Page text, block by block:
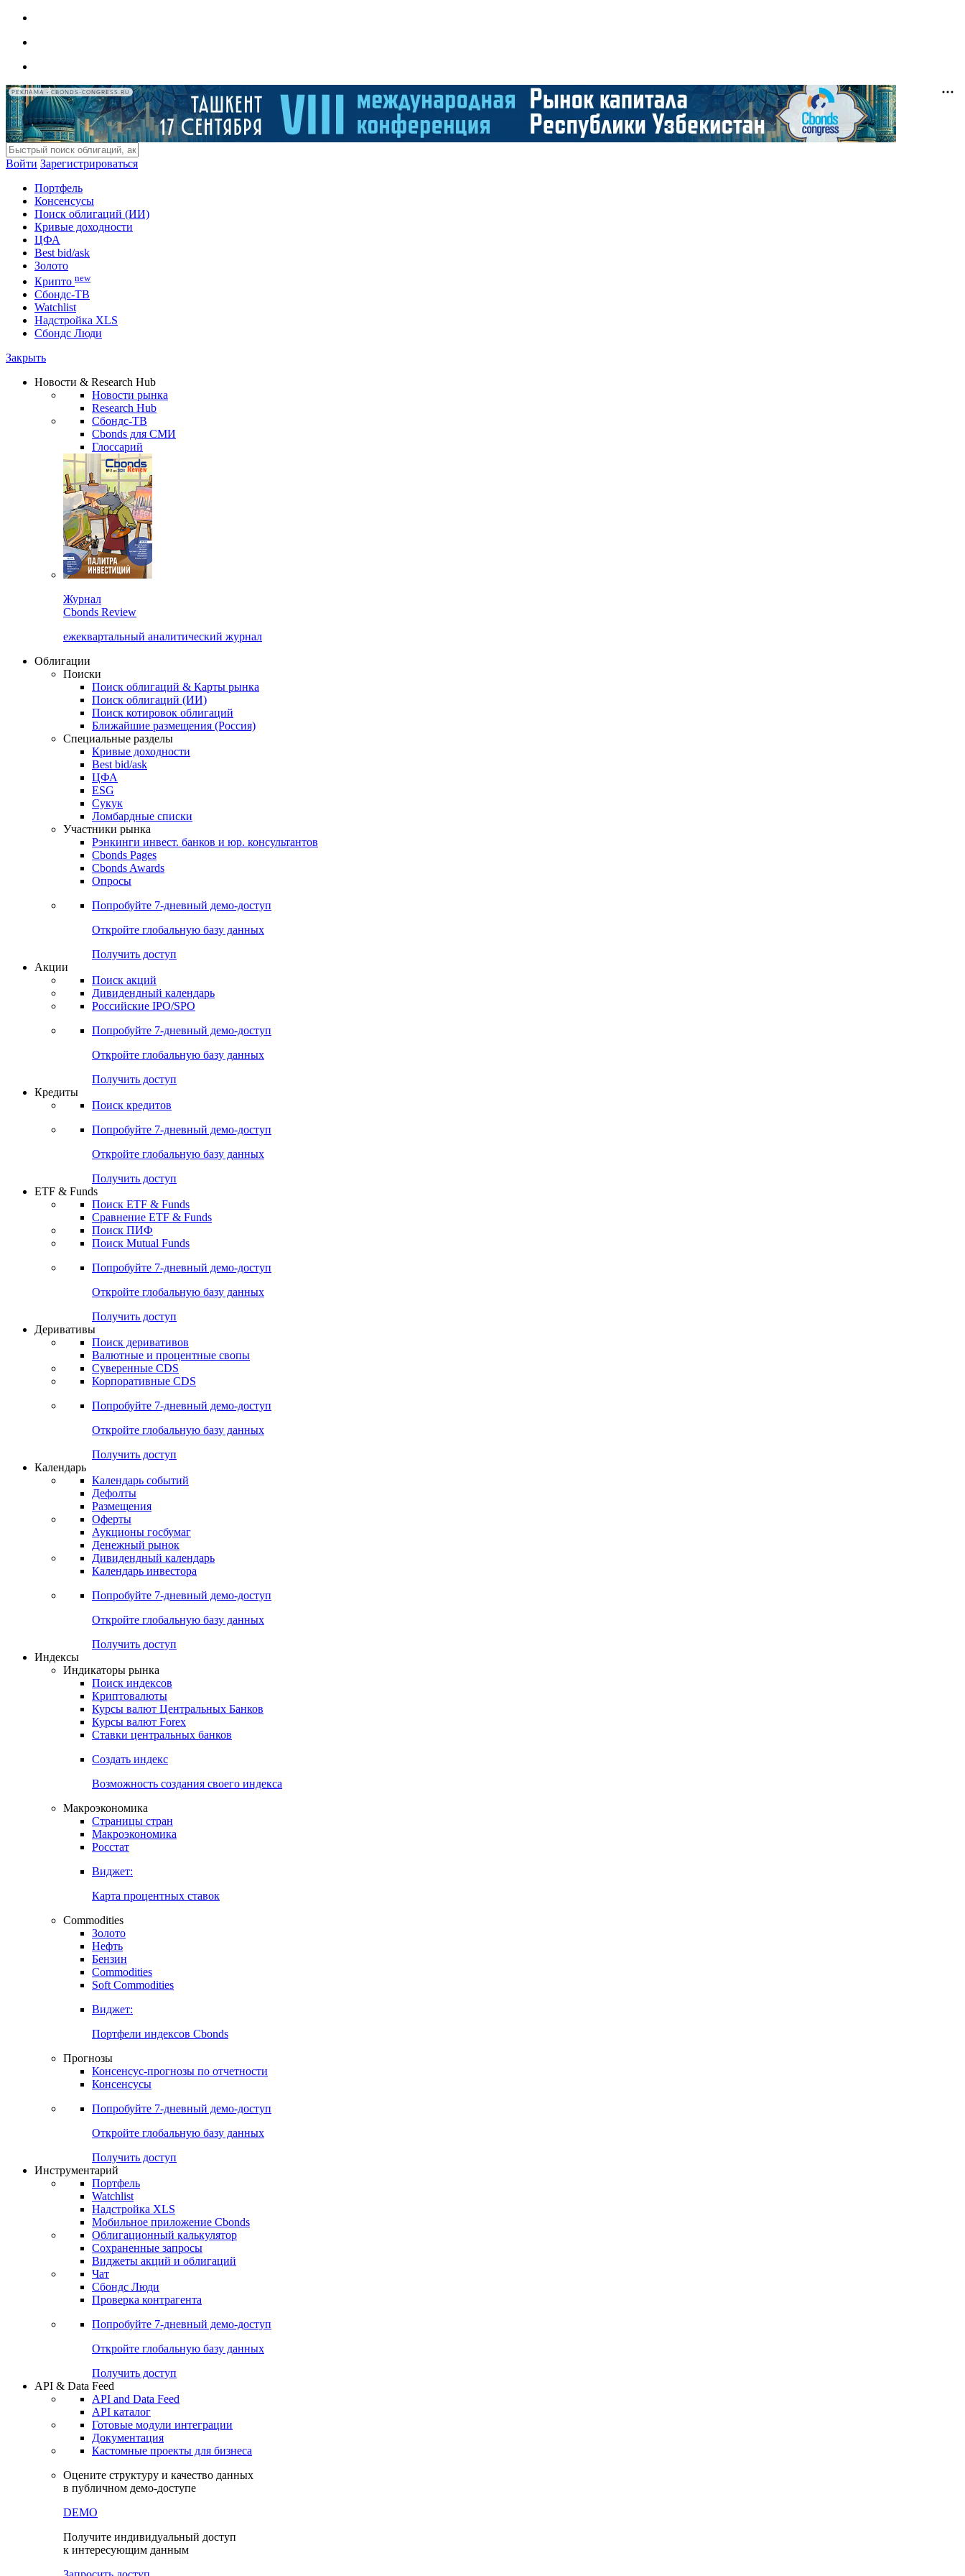
РЕКЛАМА • CBONDS-CONGRESS.RU
Войти Зарегистрироваться
Портфель
Консенсусы
Поиск облигаций (ИИ)
Кривые доходности
ЦФА
Best bid/ask
Золото
Крипто new
Сбондс-ТВ
Watchlist
Надстройка XLS
Сбондс Люди
Закрыть
Новости & Research Hub
Новости рынка
Research Hub
Сбондс-ТВ
Cbonds для СМИ
Глоссарий
Журнал
Cbonds Review
ежеквартальный аналитический журнал
Облигации
Поиски
Поиск облигаций & Карты рынка
Поиск облигаций (ИИ)
Поиск котировок облигаций
Ближайшие размещения (Россия)
Специальные разделы
Кривые доходности
Best bid/ask
ЦФА
ESG
Сукук
Ломбардные списки
Участники рынка
Рэнкинги инвест. банков и юр. консультантов
Cbonds Pages
Cbonds Awards
Опросы
Попробуйте 7-дневный демо-доступ
Откройте глобальную базу данных
Получить доступ
Акции
Поиск акций
Дивидендный календарь
Российские IPO/SPO
Попробуйте 7-дневный демо-доступ
Откройте глобальную базу данных
Получить доступ
Кредиты
Поиск кредитов
Попробуйте 7-дневный демо-доступ
Откройте глобальную базу данных
Получить доступ
ETF & Funds
Поиск ETF & Funds
Сравнение ETF & Funds
Поиск ПИФ
Поиск Mutual Funds
Попробуйте 7-дневный демо-доступ
Откройте глобальную базу данных
Получить доступ
Деривативы
Поиск деривативов
Валютные и процентные свопы
Суверенные CDS
Корпоративные CDS
Попробуйте 7-дневный демо-доступ
Откройте глобальную базу данных
Получить доступ
Календарь
Календарь событий
Дефолты
Размещения
Оферты
Аукционы госбумаг
Денежный рынок
Дивидендный календарь
Календарь инвестора
Попробуйте 7-дневный демо-доступ
Откройте глобальную базу данных
Получить доступ
Индексы
Индикаторы рынка
Поиск индексов
Криптовалюты
Курсы валют Центральных Банков
Курсы валют Forex
Ставки центральных банков
Создать индекс
Возможность создания своего индекса
Макроэкономика
Страницы стран
Макроэкономика
Росстат
Виджет:
Карта процентных ставок
Commodities
Золото
Нефть
Бензин
Commodities
Soft Commodities
Виджет:
Портфели индексов Cbonds
Прогнозы
Консенсус-прогнозы по отчетности
Консенсусы
Попробуйте 7-дневный демо-доступ
Откройте глобальную базу данных
Получить доступ
Инструментарий
Портфель
Watchlist
Надстройка XLS
Мобильное приложение Cbonds
Облигационный калькулятор
Сохраненные запросы
Виджеты акций и облигаций
Чат
Сбондс Люди
Проверка контрагента
Попробуйте 7-дневный демо-доступ
Откройте глобальную базу данных
Получить доступ
API & Data Feed
API and Data Feed
API каталог
Готовые модули интеграции
Документация
Кастомные проекты для бизнеса
Оцените структуру и качество данных
в публичном демо-доступе
DEMO
Получите индивидуальный доступ
к интересующим данным